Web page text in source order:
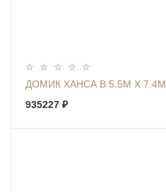
ДОМИК ХАНСА В 5.5М Х 7.4М
935227 ₽